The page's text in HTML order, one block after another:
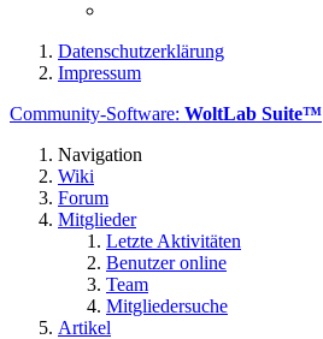
Datenschutzerklärung
Impressum
Community-Software: WoltLab Suite™
Navigation
Wiki
Forum
Mitglieder
Letzte Aktivitäten
Benutzer online
Team
Mitgliedersuche
Artikel